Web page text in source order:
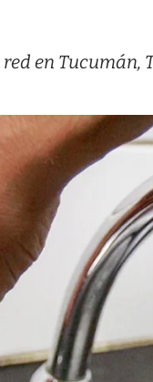
en Tucumán,